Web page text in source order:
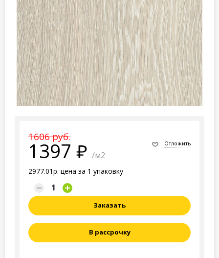
1606 руб.
1397 /м2
2977.01р. цена за 1 упаковку
Отложить
Заказать
В рассрочку